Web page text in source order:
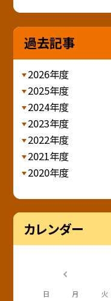
過去記事
2026年度
2025年度
2024年度
2023年度
2022年度
2021年度
2020年度
カレンダー
日 月 火